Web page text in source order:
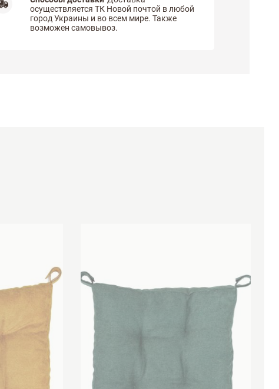
осуществляется ТК Новой почтой в любой
город Украины и во всем мире. Также
возможен самовывоз.